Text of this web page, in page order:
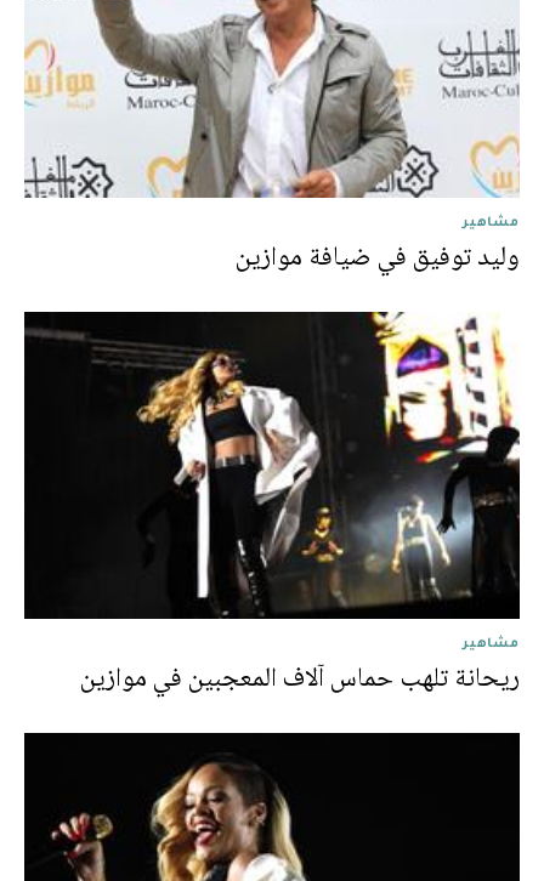
مشاهير
وليد توفيق في ضيافة موازين
مشاهير
ريحانة تلهب حماس آلاف المعجبين في موازين